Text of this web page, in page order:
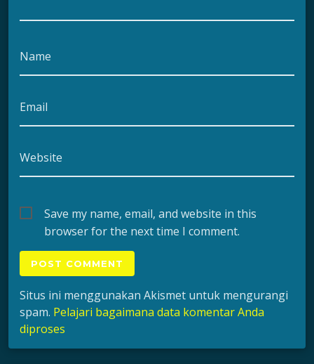
Name
Email
Website
Save my name, email, and website in this
browser for the next time I comment.
Situs ini menggunakan Akismet untuk mengurangi
spam. Pelajari bagaimana data komentar Anda
diproses